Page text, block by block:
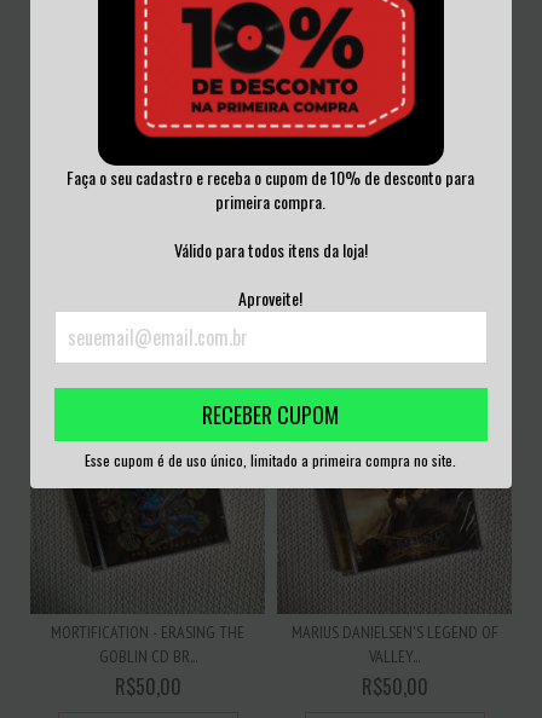
Faça o seu cadastro e receba o cupom de 10% de desconto para
primeira compra.
Válido para todos itens da loja!
Aproveite!
RECEBER CUPOM
Esse cupom é de uso único, limitado a primeira compra no site.
R$50,00
LACRADO
MORTIFICATION - ERASING THE
GOBLIN CD BR...
R$50,00
MARIUS DANIELSEN'S LEGEND OF
VALLEY...
R$50,00